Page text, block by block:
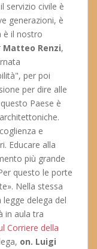
servizio civile è
generazioni, è
è il nostro
Matteo Renzi,
per poi
per dire alle
Paese è
e
Educare alla
più grande
questo le porte
Nella stessa
delega del
in aula tra
Corriere della
on. Luigi